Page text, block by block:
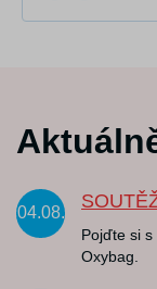
04.08.
Pojďte si
Oxybag.